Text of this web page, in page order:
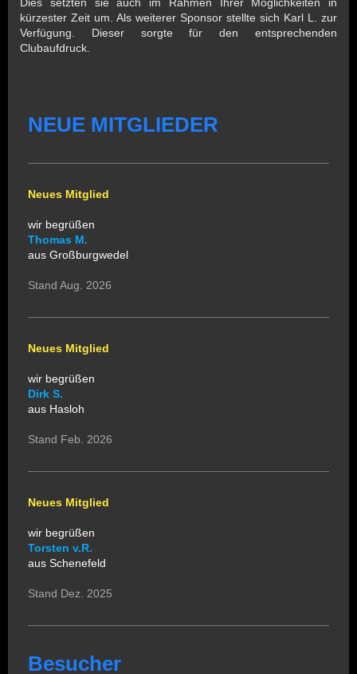
kürzester Zeit um. Als weiterer Sponsor stellte sich Karl L. zur
Verfügung. Dieser sorgte für den entsprechenden
Clubaufdruck.
NEUE MITGLIEDER
Neues Mitglied
wir begrüßen
Thomas M.
aus Großburgwedel
Stand Aug. 2026
Neues Mitglied
wir begrüßen
Dirk S.
aus Hasloh
Stand Feb. 2026
Neues Mitglied
wir begrüßen
Torsten v.R.
aus Schenefeld
Stand Dez. 2025
Besucher